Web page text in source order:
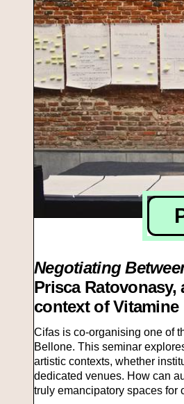
Negotiating
Prisca
context of Vitamine
Cifas is co-organising one of
Bellone. This seminar
artistic contexts, whether
dedicated venues. How can
truly emancipatory spaces for